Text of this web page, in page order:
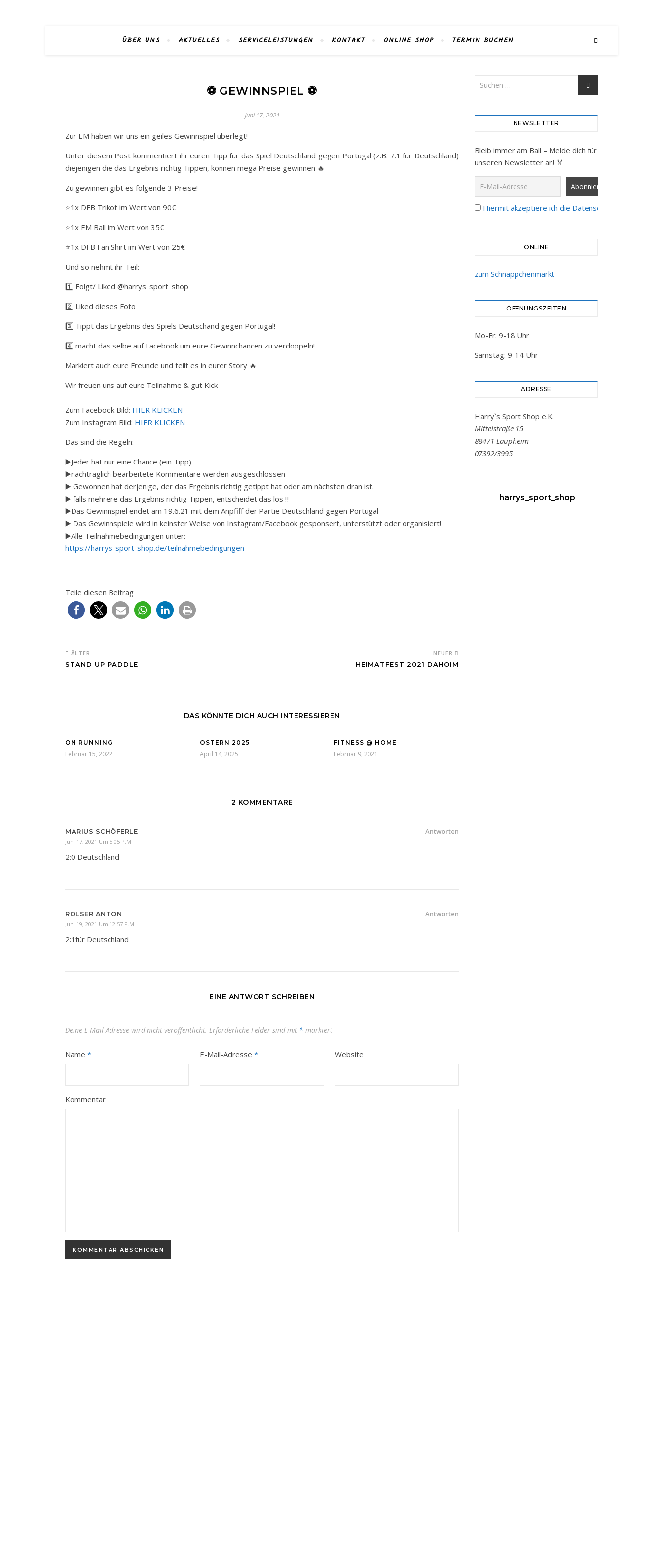
ÜBER UNS AKTUELLES SERVICELEISTUNGEN KONTAKT ONLINE SHOP TERMIN BUCHEN
⚽️ GEWINNSPIEL ⚽️
Juni 17, 2021
Zur EM haben wir uns ein geiles Gewinnspiel überlegt!
Unter diesem Post kommentiert ihr euren Tipp für das Spiel Deutschland gegen Portugal (z.B. 7:1 für Deutschland)
diejenigen die das Ergebnis richtig Tippen, können mega Preise gewinnen 🔥
Zu gewinnen gibt es folgende 3 Preise!
⭐️1x DFB Trikot im Wert von 90€
⭐️1x EM Ball im Wert von 35€
⭐️1x DFB Fan Shirt im Wert von 25€
Und so nehmt ihr Teil:
1️⃣ Folgt/ Liked @harrys_sport_shop
2️⃣ Liked dieses Foto
3️⃣ Tippt das Ergebnis des Spiels Deutschand gegen Portugal!
4️⃣ macht das selbe auf Facebook um eure Gewinnchancen zu verdoppeln!
Markiert auch eure Freunde und teilt es in eurer Story 🔥
Wir freuen uns auf eure Teilnahme & gut Kick
Zum Facebook Bild: HIER KLICKEN
Zum Instagram Bild: HIER KLICKEN
Das sind die Regeln:
▶️Jeder hat nur eine Chance (ein Tipp)
▶️nachträglich bearbeitete Kommentare werden ausgeschlossen
▶️ Gewonnen hat derjenige, der das Ergebnis richtig getippt hat oder am nächsten dran ist.
▶️ falls mehrere das Ergebnis richtig Tippen, entscheidet das los ‼️
▶️Das Gewinnspiel endet am 19.6.21 mit dem Anpfiff der Partie Deutschland gegen Portugal
▶️ Das Gewinnspiele wird in keinster Weise von Instagram/Facebook gesponsert, unterstützt oder organisiert!
▶️Alle Teilnahmebedingungen unter:
https://harrys-sport-shop.de/teilnahmebedingungen
Teile diesen Beitrag
ÄLTER
STAND UP PADDLE
NEUER
HEIMATFEST 2021 DAHOIM
DAS KÖNNTE DICH AUCH INTERESSIEREN
ON RUNNING
Februar 15, 2022
OSTERN 2025
April 14, 2025
FITNESS @ HOME
Februar 9, 2021
2 KOMMENTARE
MARIUS SCHÖFERLE
Juni 17, 2021 Um 5:05 P.m.
Antworten
2:0 Deutschland
ROLSER ANTON
Juni 19, 2021 Um 12:57 P.m.
Antworten
2:1für Deutschland
EINE ANTWORT SCHREIBEN
Deine E-Mail-Adresse wird nicht veröffentlicht. Erforderliche Felder sind mit * markiert
Name * E-Mail-Adresse* Website
Kommentar
NEWSLETTER
Bleib immer am Ball – Melde dich für
unseren Newsletter an! 🏅
Hiermit akzeptiere ich die
ONLINE
zum Schnäppchenmarkt
ÖFFNUNGSZEITEN
Mo-Fr: 9-18 Uhr
Samstag: 9-14 Uhr
ADRESSE
Harry`s Sport Shop e.K.
Mittelstraße 15
88471 Laupheim
07392/3995
harrys_sport_shop